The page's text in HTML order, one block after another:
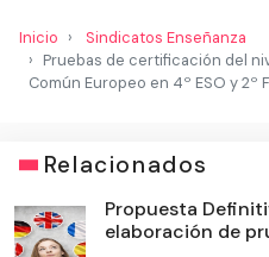
Inicio
Sindicatos Enseñanza
Pruebas de certificación del
Común Europeo en 4º ESO y 2º
Relacionados
Propuesta
elaboración de